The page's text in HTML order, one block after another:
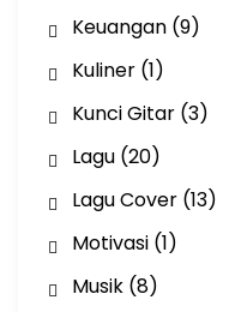
Keuangan(9)
Kuliner(1)
Kunci Gitar(3)
Lagu(20)
Lagu Cover(13)
Motivasi(1)
Musik(8)